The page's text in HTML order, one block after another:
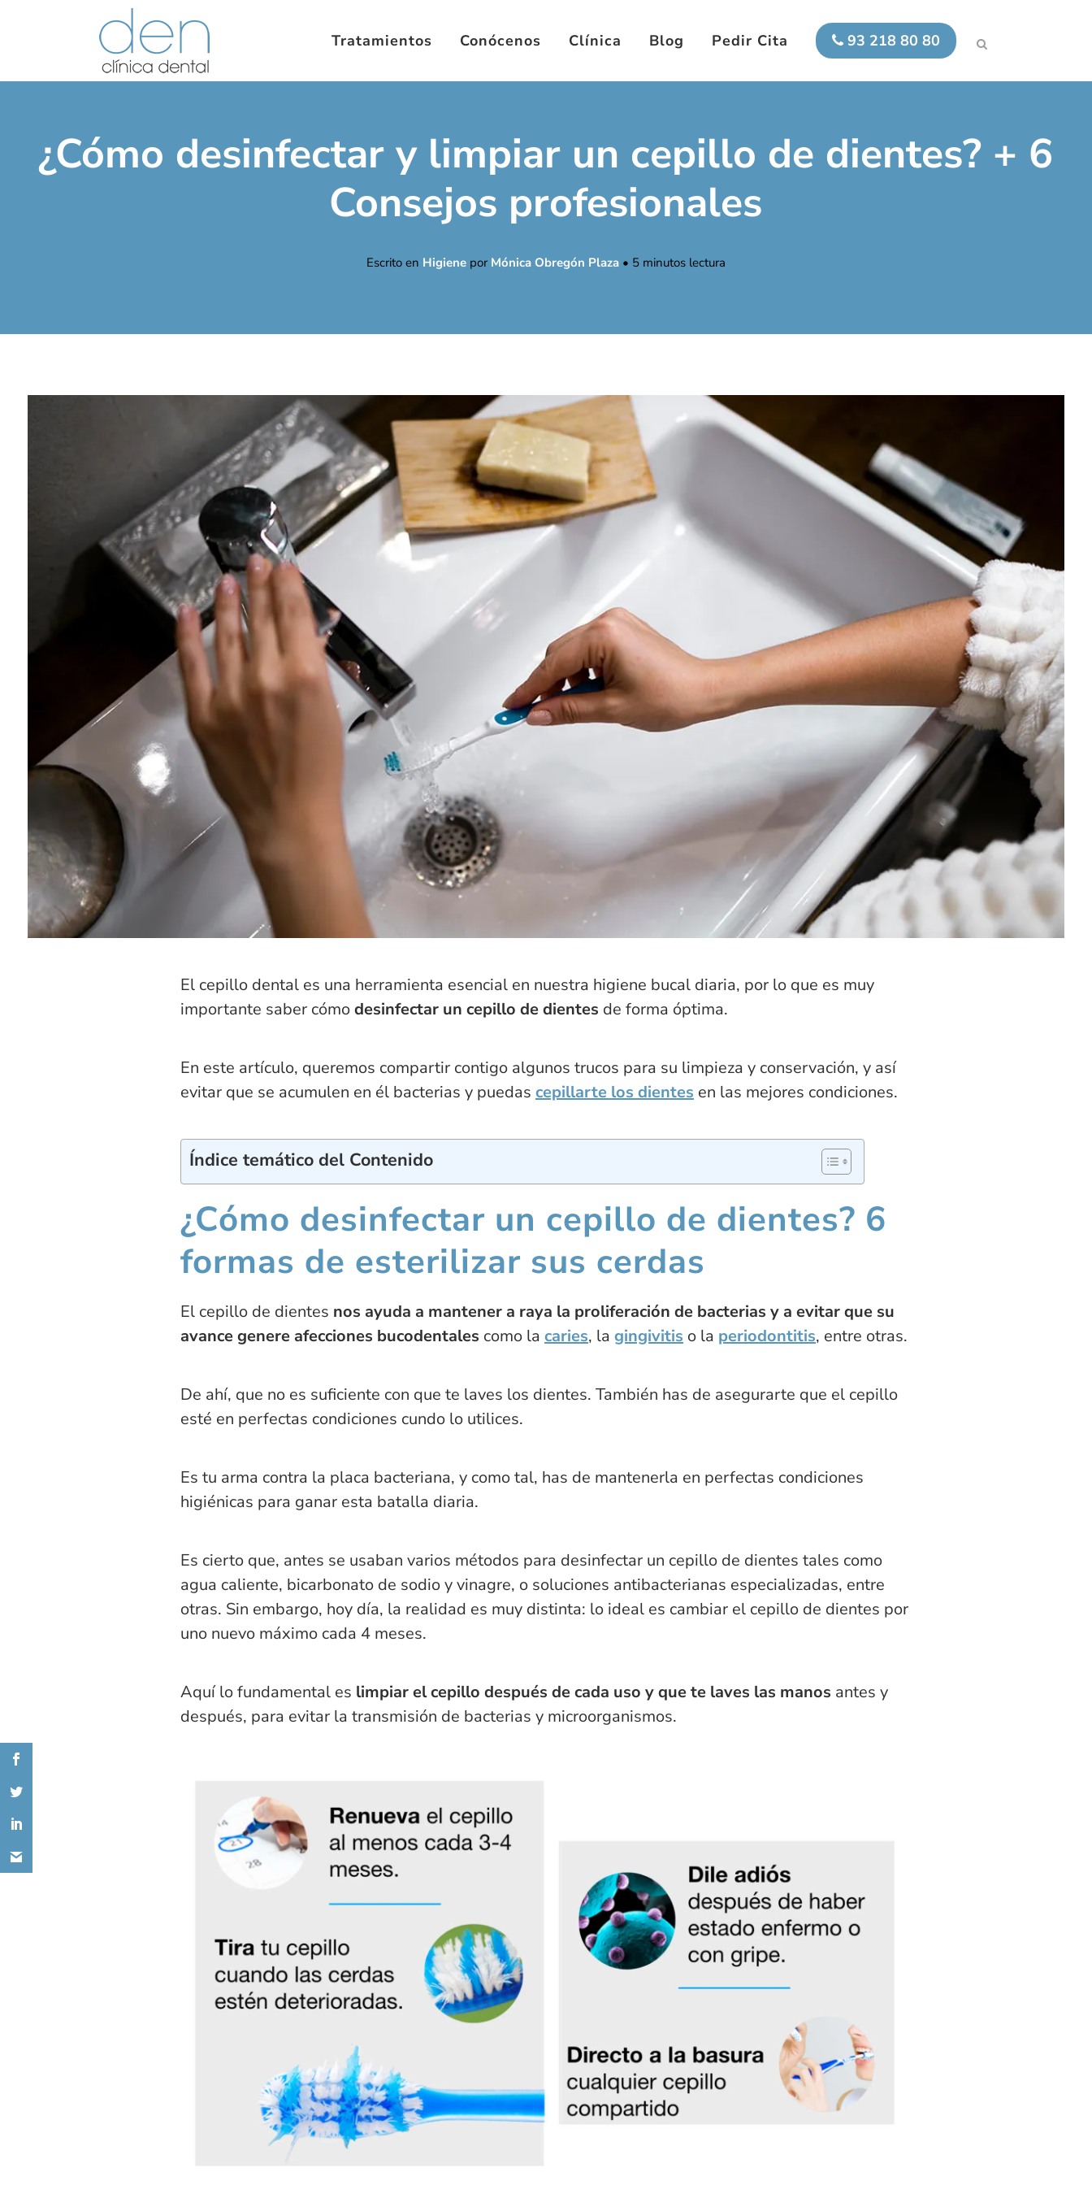
93 218 80 80
Tratamientos Conócenos Clínica Blog Pedir Cita
¿Cómo desinfectar y limpiar un cepillo de dientes? + 6
Consejos profesionales
Escrito en Higiene por Mónica Obregón Plaza • 5minutos lectura
El cepillo dental es una herramienta esencial en nuestra higiene bucal diaria, por lo que es muy
importante saber cómodesinfectar un cepillo de dientes de forma óptima.
En este artículo, queremos compartir contigo algunos trucos para su limpieza y conservación, y así
evitar que se acumulen en él bacterias y puedas cepillarte los dientes en las mejores condiciones.
Índice temático del Contenido
¿Cómo desinfectar un cepillo de dientes? 6
formas de esterilizar sus cerdas
El cepillo de dientes nos ayuda a mantener a raya la proliferación de bacterias y a evitar que su
avance genere afecciones bucodentales como la caries, la gingivitis o la periodontitis, entre otras.
De ahí, que no es suficiente con que te laves los dientes. También has de asegurarte que el cepillo
esté en perfectas condiciones cundo lo utilices.
Es tu arma contra la placa bacteriana, y como tal, has de mantenerla en perfectas condiciones
higiénicas para ganar esta batalla diaria.
Es cierto que, antes se usaban varios métodos para desinfectar un cepillo de dientes tales como
agua caliente, bicarbonato de sodio y vinagre, o soluciones antibacterianas especializadas, entre
otras. Sin embargo, hoy día, la realidad es muy distinta: lo ideal es cambiar el cepillo de dientes por
uno nuevo máximo cada 4 meses.
Aquí lo fundamental es limpiar el cepillo después de cada uso y que te laves las manos antes y
después, para evitar la transmisión de bacterias y microorganismos.